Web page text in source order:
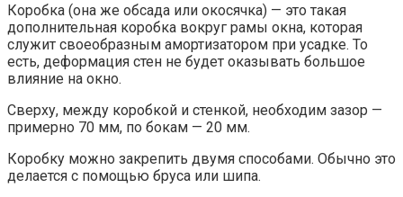
Коробка (она же обсада или окосячка) — это такая
дополнительная коробка вокруг рамы окна, которая
служит своеобразным амортизатором при усадке. То
есть, деформация стен не будет оказывать большое
влияние на окно.
Сверху, между коробкой и стенкой, необходим зазор —
примерно 70 мм, по бокам — 20 мм.
Коробку можно закрепить двумя способами. Обычно это
делается с помощью бруса или шипа.